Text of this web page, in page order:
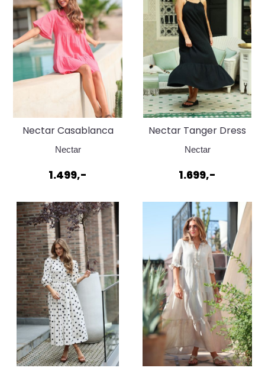
Nectar Casablanca
Short Pink Flamingo
Nectar
1.499,-
Nectar Tanger Dress
Black
Nectar
1.699,-